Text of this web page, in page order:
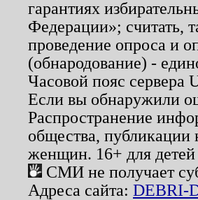
гарантиях
Федерации»; считать,
проведение опроса и
(обнародование) -
Часовой пояс сервера
Если вы обнаружили
Распространение
общества,
женщин. 16+ для детей
СМИ не получает
Адреса сайта: DEBRI-